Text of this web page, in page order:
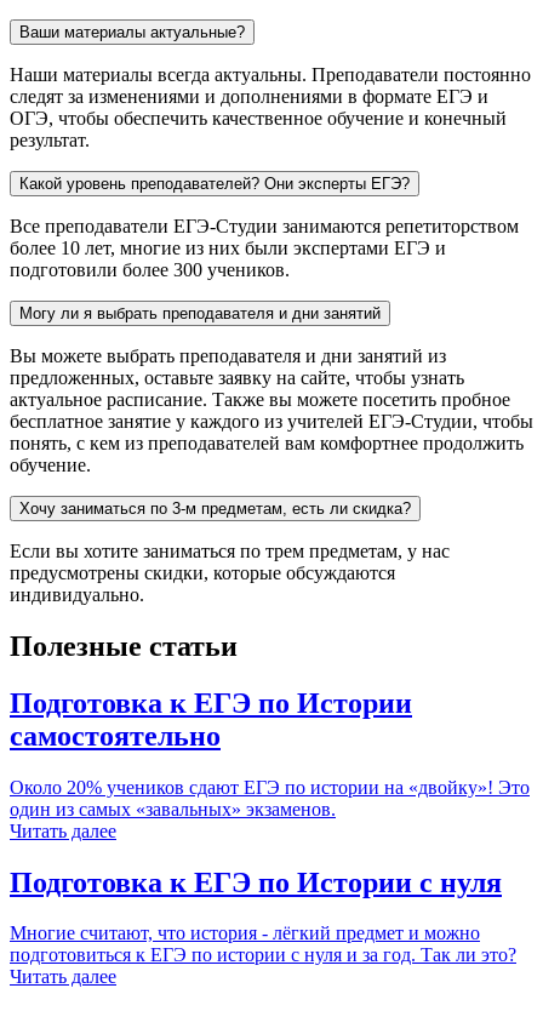
Ваши материалы актуальные?
Наши материалы всегда актуальны. Преподаватели постоянно
следят за изменениями и дополнениями в формате ЕГЭ и
ОГЭ, чтобы обеспечить качественное обучение и конечный
результат.
Какой уровень преподавателей? Они эксперты ЕГЭ?
Все преподаватели ЕГЭ-Студии занимаются репетиторством
более 10 лет, многие из них были экспертами ЕГЭ и
подготовили более 300 учеников.
Могу ли я выбрать преподавателя и дни занятий
Вы можете выбрать преподавателя и дни занятий из
предложенных, оставьте заявку на сайте, чтобы узнать
актуальное расписание. Также вы можете посетить пробное
бесплатное занятие у каждого из учителей ЕГЭ-Студии, чтобы
понять, с кем из преподавателей вам комфортнее продолжить
обучение.
Хочу заниматься по 3-м предметам, есть ли скидка?
Если вы хотите заниматься по трем предметам, у нас
предусмотрены скидки, которые обсуждаются
индивидуально.
Полезные статьи
Подготовка к ЕГЭ по Истории
самостоятельно
Около 20% учеников сдают ЕГЭ по истории на «двойку»! Это
один из самых «завальных» экзаменов.
Читать далее
Подготовка к ЕГЭ по Истории с нуля
Многие считают, что история - лёгкий предмет и можно
подготовиться к ЕГЭ по истории с нуля и за год. Так ли это?
Читать далее